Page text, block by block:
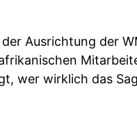
Ausrichtung der
wer wirklich das